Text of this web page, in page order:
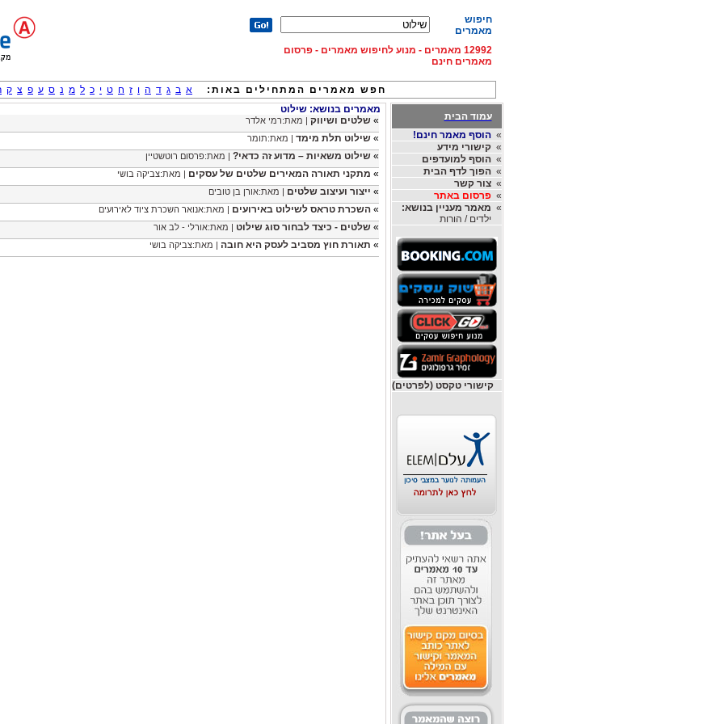
חיפוש
מאמרים
12992 מאמרים - מנוע לחיפוש מאמרים - פרסום
מאמרים חינם
חפש מאמרים המתחילים באות: א ב ג ד ה ו ז ח ט י כ ל מ נ ס ע פ צ ק
עמוד הבית
»הוסף מאמר חינם!
»קישורי מידע
»הוסף למועדפים
»הפוך לדף הבית
»צור קשר
»פרסום באתר
» מאמר מעניין בנושא:
ילדים / הורות
קישורי טקסט (לפרטים)
מאמרים בנושא: שילוט
» שלטים ושיווק | מאת:רמי אלדר
» שילוט תלת מימד | מאת:תומר
» שילוט משאיות – מדוע זה כדאי? | מאת:פרסום רוטשטיין
» מתקני תאורה המאירים שלטים של עסקים | מאת:צביקה בושי
» ייצור ועיצוב שלטים | מאת:אורן בן טובים
» השכרת טראס לשילוט באירועים | מאת:אנואר השכרת ציוד לאירועים
» שלטים - כיצד לבחור סוג שילוט | מאת:אורלי - לב אור
» תאורת חוץ מסביב לעסק היא חובה | מאת:צביקה בושי